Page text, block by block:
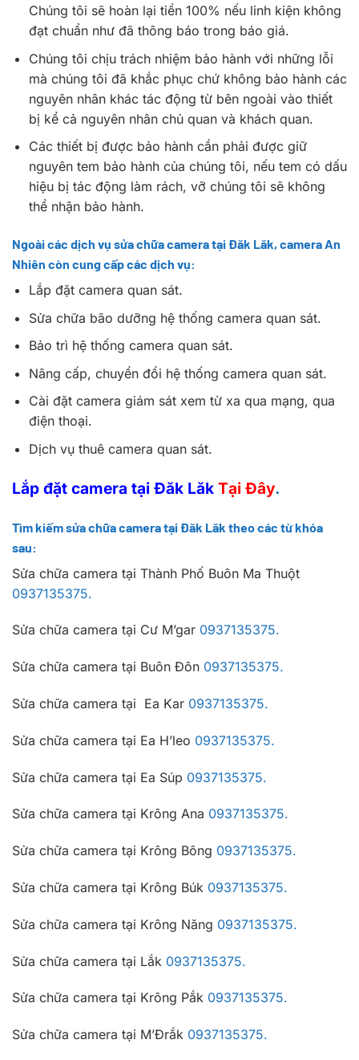
Chúng tôi sẽ hoàn lại tiền 100% nếu linh kiện không
đạt chuẩn như đã thông báo trong báo giá.
Chúng tôi chịu trách nhiệm bảo hành với những lỗi
mà chúng tôi đã khắc phục chứ không bảo hành các
nguyên nhân khác tác động từ bên ngoài vào thiết
bị kể cả nguyên nhân chủ quan và khách quan.
Các thiết bị được bảo hành cần phải được giữ
nguyên tem bảo hành của chúng tôi, nếu tem có dấu
hiệu bị tác động làm rách, vỡ chúng tôi sẽ không
thể nhận bảo hành.
Ngoài các dịch vụ sửa chữa camera tại Đăk Lăk, camera An
Nhiên còn cung cấp các dịch vụ:
Lắp đặt camera quan sát.
Sửa chữa bão dưỡng hệ thống camera quan sát.
Bảo trì hệ thống camera quan sát.
Nâng cấp, chuyển đổi hệ thống camera quan sát.
Cài đặt camera giám sát xem từ xa qua mạng, qua
điện thoại.
Dịch vụ thuê camera quan sát.
Lắp đặt camera tại Đăk Lăk Tại Đây.
Tìm kiếm sửa chữa camera tại Đăk Lăk theo các từ khóa
sau:
Sửa chữa camera tại Thành Phố Buôn Ma Thuột
0937135375.
Sửa chữa camera tại Cư M’gar 0937135375.
Sửa chữa camera tại Buôn Đôn 0937135375.
Sửa chữa camera tại Ea Kar 0937135375.
Sửa chữa camera tại Ea H’leo 0937135375.
Sửa chữa camera tại Ea Súp 0937135375.
Sửa chữa camera tại Krông Ana 0937135375.
Sửa chữa camera tại Krông Bông 0937135375.
Sửa chữa camera tại Krông Búk 0937135375.
Sửa chữa camera tại Krông Năng 0937135375.
Sửa chữa camera tại Lắk 0937135375.
Sửa chữa camera tại Krông Pắk 0937135375.
Sửa chữa camera tại M’Đrắk 0937135375.